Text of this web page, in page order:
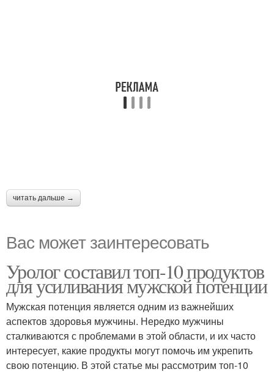
читать дальше →
Вас может заинтересовать
Уролог составил топ-10 продуктов
для усиливания мужской потенции
Мужская потенция является одним из важнейших
аспектов здоровья мужчины. Нередко мужчины
сталкиваются с проблемами в этой области, и их часто
интересует, какие продукты могут помочь им укрепить
свою потенцию. В этой статье мы рассмотрим топ-10